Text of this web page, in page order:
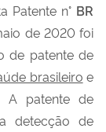
Patente n° BR
de 2020 foi
de patente de
brasileiro e
A patente de
detecção de